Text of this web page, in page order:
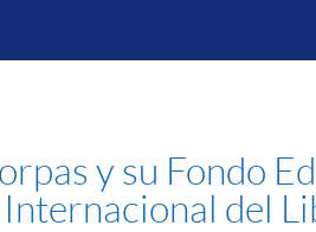
y su Fondo
del